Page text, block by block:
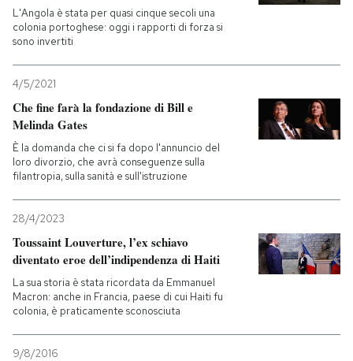
L'Angola è stata per quasi cinque secoli una
colonia portoghese: oggi i rapporti di forza si
sono invertiti
4/5/2021
Che fine farà la fondazione di Bill e
Melinda Gates
È la domanda che ci si fa dopo l'annuncio del
loro divorzio, che avrà conseguenze sulla
filantropia, sulla sanità e sull'istruzione
28/4/2023
Toussaint Louverture, l’ex schiavo
diventato eroe dell’indipendenza di Haiti
La sua storia è stata ricordata da Emmanuel
Macron: anche in Francia, paese di cui Haiti fu
colonia, è praticamente sconosciuta
9/8/2016